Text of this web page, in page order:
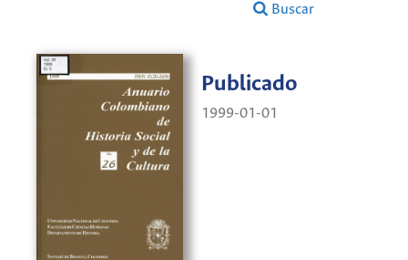
Buscar
Publicado
1999-01-01